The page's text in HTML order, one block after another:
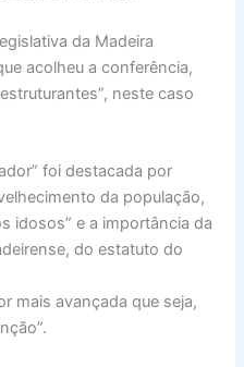
da Madeira
acolheu a conferência,
neste caso
foi destacada por
da população,
idosos” e a importância da
do estatuto do
mais avançada que seja,